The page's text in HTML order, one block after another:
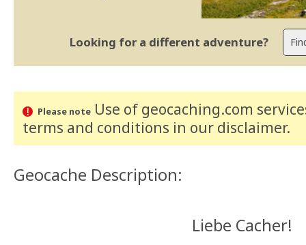
Looking for a different adventure?
Please noteUse of geocaching.com
terms and conditions in our disclaimer.
Geocache Description:
Liebe Cacher!